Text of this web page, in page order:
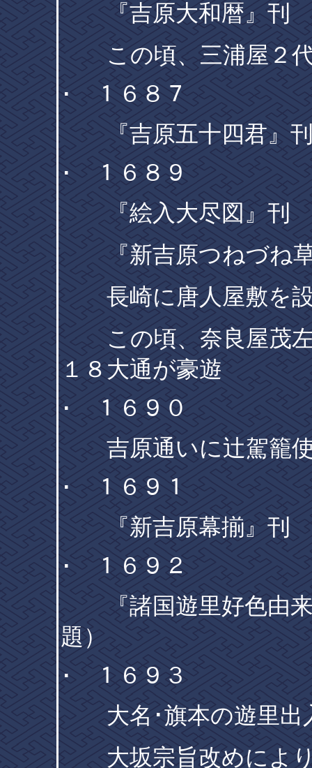
『吉原大和暦』刊
この頃、三浦屋２代
･ １６８７
『吉原五十四君』
･ １６８９
『絵入大尽図』刊
『新吉原つねづね
長崎に唐人屋敷を
この頃、奈良屋茂左
１８大通が豪遊
･ １６９０
吉原通いに辻駕籠使
･ １６９１
『新吉原幕揃』刊
･ １６９２
『諸国遊里好色由来
題）
･ １６９３
大名･旗本の遊里出
大坂宗旨改めにより